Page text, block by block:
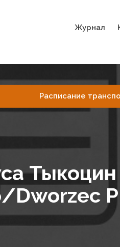
Журнал
Расписание
Dworzec